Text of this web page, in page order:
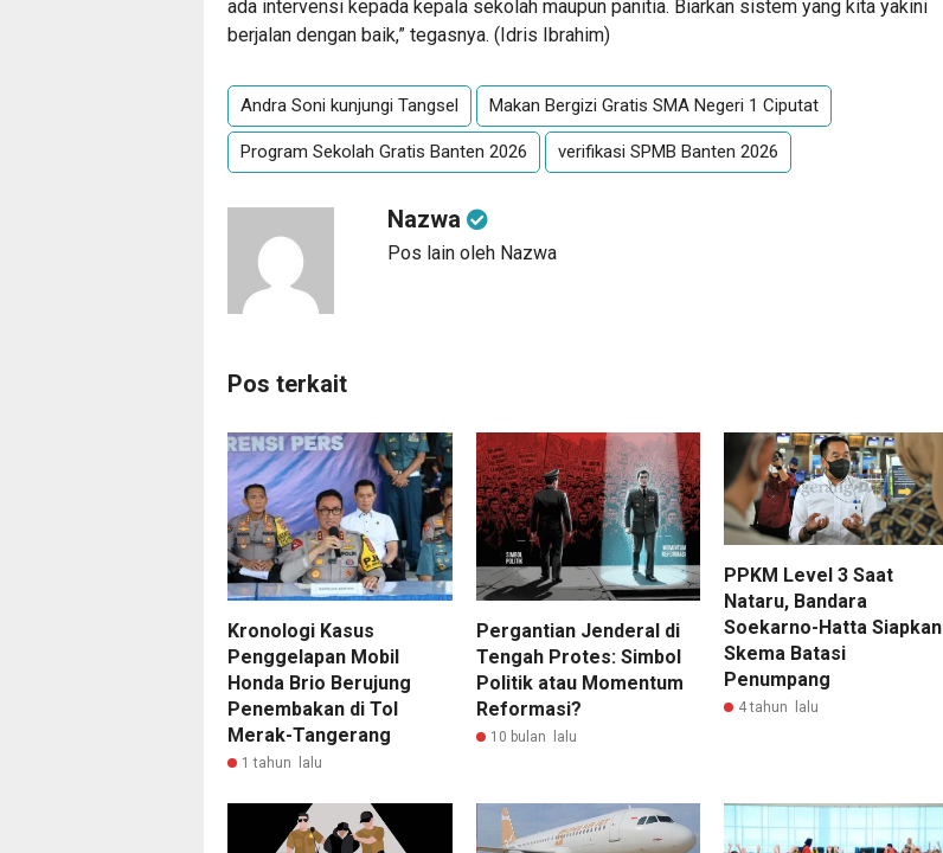
ada intervensi kepada kepala sekolah maupun panitia. Biarkan sistem yang kita yakini
berjalan dengan baik,” tegasnya. (Idris Ibrahim)
Andra Soni kunjungi Tangsel Makan Bergizi Gratis SMA Negeri 1 Ciputat
Program Sekolah Gratis Banten 2026 verifikasi SPMB Banten 2026
Nazwa
Pos lain oleh Nazwa
Pos terkait
Kronologi Kasus
Penggelapan Mobil
Honda Brio Berujung
Penembakan di Tol
Merak-Tangerang
1 tahun lalu
Pergantian Jenderal di
Tengah Protes: Simbol
Politik atau Momentum
Reformasi?
10 bulan lalu
PPKM Level 3 Saat
Nataru, Bandara
Soekarno-Hatta Siapkan
Skema Batasi
Penumpang
4 tahun lalu